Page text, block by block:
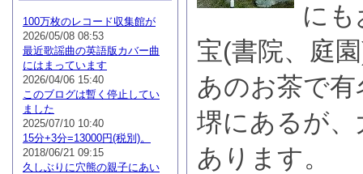
に
宝(書院、庭
あのお茶で
堺にあるが
あります。
100万枚のレコード収集館が
2026/05/08 08:53
最近歌謡曲の英語版カバー曲
にはまっています
2026/04/06 15:40
このブログは暫く停止してい
ました
2025/07/10 10:40
15分+3分=13000円(税別)。
2018/06/21 09:15
久しぶりに穴熊の親子にあい